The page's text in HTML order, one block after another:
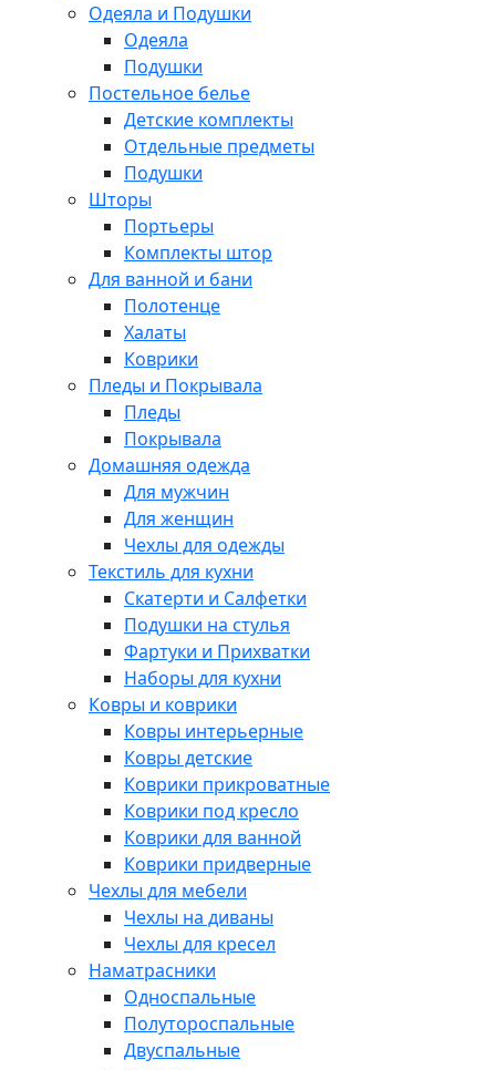
Одеяла и Подушки
Одеяла
Подушки
Постельное белье
Детские комплекты
Отдельные предметы
Подушки
Шторы
Портьеры
Комплекты штор
Для ванной и бани
Полотенце
Халаты
Коврики
Пледы и Покрывала
Пледы
Покрывала
Домашняя одежда
Для мужчин
Для женщин
Чехлы для одежды
Текстиль для кухни
Скатерти и Салфетки
Подушки на стулья
Фартуки и Прихватки
Наборы для кухни
Ковры и коврики
Ковры интерьерные
Ковры детские
Коврики прикроватные
Коврики под кресло
Коврики для ванной
Коврики придверные
Чехлы для мебели
Чехлы на диваны
Чехлы для кресел
Наматрасники
Односпальные
Полутороспальные
Двуспальные